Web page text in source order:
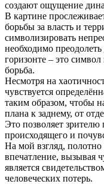
создают ощущение
В картине
борьбы за власть и
символизировать
необходимо
горизонте – это символ
борьба.
Несмотря на
чувствуется
таким образом, чтобы
плана к заднему, от
Это позволяет зрителю
происходящего и
На мой взгляд,
впечатление, вызывая
является
человеческих потерь.